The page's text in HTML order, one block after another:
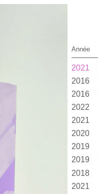
Année
2021
2016
2016
2022
2021
2020
2019
2019
2018
2021